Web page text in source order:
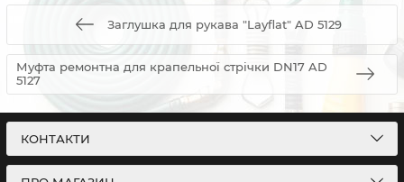
Заглушка для рукава "Layflat" AD 5129
Муфта ремонтна для крапельної стрічки DN17 AD
5127
КОНТАКТИ